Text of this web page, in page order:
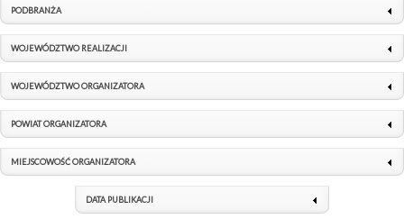
PODBRANŻA
WOJEWÓDZTWO REALIZACJI
WOJEWÓDZTWO ORGANIZATORA
POWIAT ORGANIZATORA
MIEJSCOWOŚĆ ORGANIZATORA
DATA PUBLIKACJI